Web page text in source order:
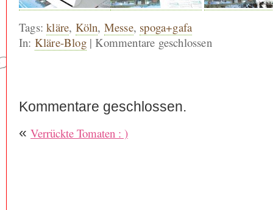
Tags:kläre, Köln, Messe, spoga+gafa
In: Kläre-Blog| Kommentare geschlossen
Kommentare geschlossen.
« Verrückte Tomaten : )